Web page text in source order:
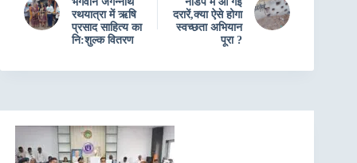
रथयात्रा में ऋषि
प्रसाद साहित्य का
नि:शुल्क वितरण
दरारें,क्या ऐसे होगा
स्वच्छता अभियान
पूरा ?